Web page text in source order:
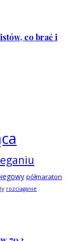
co brać i
półmaraton
rozciąganie